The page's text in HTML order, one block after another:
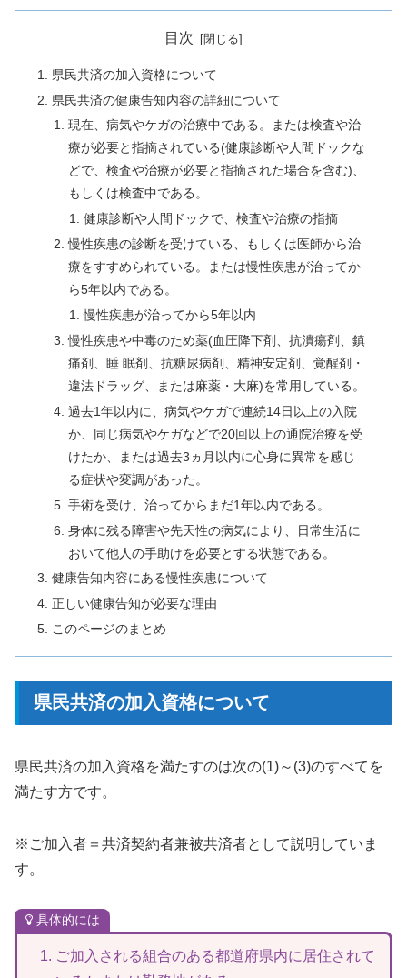
目次
県民共済の加入資格について
県民共済の健康告知内容の詳細について
現在、病気やケガの治療中である。または検査や治
療が必要と指摘されている(健康診断や人間ドックな
どで、検査や治療が必要と指摘された場合を含む)、
もしくは検査中である。
健康診断や人間ドックで、検査や治療の指摘
慢性疾患の診断を受けている、もしくは医師から治
療をすすめられている。または慢性疾患が治ってか
ら5年以内である。
慢性疾患が治ってから5年以内
慢性疾患や中毒のため薬(血圧降下剤、抗潰瘍剤、鎮
痛剤、睡 眠剤、抗糖尿病剤、精神安定剤、覚醒剤・
違法ドラッグ、または麻薬・大麻)を常用している。
過去1年以内に、病気やケガで連続14日以上の入院
か、同じ病気やケガなどで20回以上の通院治療を受
けたか、または過去3ヵ月以内に心身に異常を感じ
る症状や変調があった。
手術を受け、治ってからまだ1年以内である。
身体に残る障害や先天性の病気により、日常生活に
おいて他人の手助けを必要とする状態である。
健康告知内容にある慢性疾患について
正しい健康告知が必要な理由
このページのまとめ
県民共済の加入資格について
県民共済の加入資格を満たすのは次の(1)～(3)のすべてを
満たす方です。
※ご加入者＝共済契約者兼被共済者として説明していま
す。
具体的には
ご加入される組合のある都道府県内に居住されて